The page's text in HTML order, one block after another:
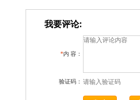
我要评论:
*内 容：
验证码：